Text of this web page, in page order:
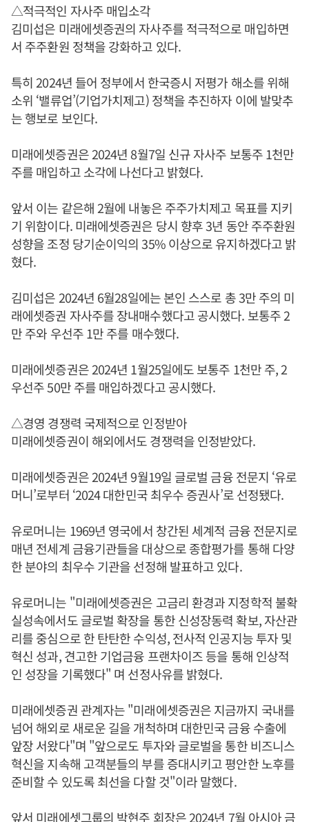
△적극적인 자사주 매입소각
김미섭은 미래에셋증권의 자사주를 적극적으로 매입하면
서 주주환원 정책을 강화하고 있다.
특히 2024년 들어 정부에서 한국증시 저평가 해소를 위해
소위 ‘밸류업’(기업가치제고) 정책을 추진하자 이에 발맞추
는 행보로 보인다.
미래에셋증권은 2024년 8월7일 신규 자사주 보통주 1천만
주를 매입하고 소각에 나선다고 밝혔다.
앞서 이는 같은해 2월에 내놓은 주주가치제고 목표를 지키
기 위함이다. 미래에셋증권은 당시 향후 3년 동안 주주환원
성향을 조정 당기순이익의 35% 이상으로 유지하겠다고 밝
혔다.
김미섭은 2024년 6월28일에는 본인 스스로 총 3만 주의 미
래에셋증권 자사주를 장내매수했다고 공시했다. 보통주 2
만 주와 우선주 1만 주를 매수했다.
미래에셋증권은 2024년 1월25일에도 보통주 1천만 주, 2
우선주 50만 주를 매입하겠다고 공시했다.
△경영 경쟁력 국제적으로 인정받아
미래에셋증권이 해외에서도 경쟁력을 인정받았다.
미래에셋증권은 2024년 9월19일 글로벌 금융 전문지 ‘유로
머니’로부터 ‘2024 대한민국 최우수 증권사’로 선정됐다.
유로머니는 1969년 영국에서 창간된 세계적 금융 전문지로
매년 전세계 금융기관들을 대상으로 종합평가를 통해 다양
한 분야의 최우수 기관을 선정해 발표하고 있다.
유로머니는 "미래에셋증권은 고금리 환경과 지정학적 불확
실성속에서도 글로벌 확장을 통한 신성장동력 확보, 자산관
리를 중심으로 한 탄탄한 수익성, 전사적 인공지능 투자 및
혁신 성과, 견고한 기업금융 프랜차이즈 등을 통해 인상적
인 성장을 기록했다" 며 선정사유를 밝혔다.
미래에셋증권 관계자는 "미래에셋증권은 지금까지 국내를
넘어 해외로 새로운 길을 개척하며 대한민국 금융 수출에
앞장 서왔다"며 "앞으로도 투자와 글로벌을 통한 비즈니스
혁신을 지속해 고객분들의 부를 증대시키고 평안한 노후를
준비할 수 있도록 최선을 다할 것"이라 말했다.
앞서 미래에셋그룹의 박현주 회장은 2024년 7월 아시아 금